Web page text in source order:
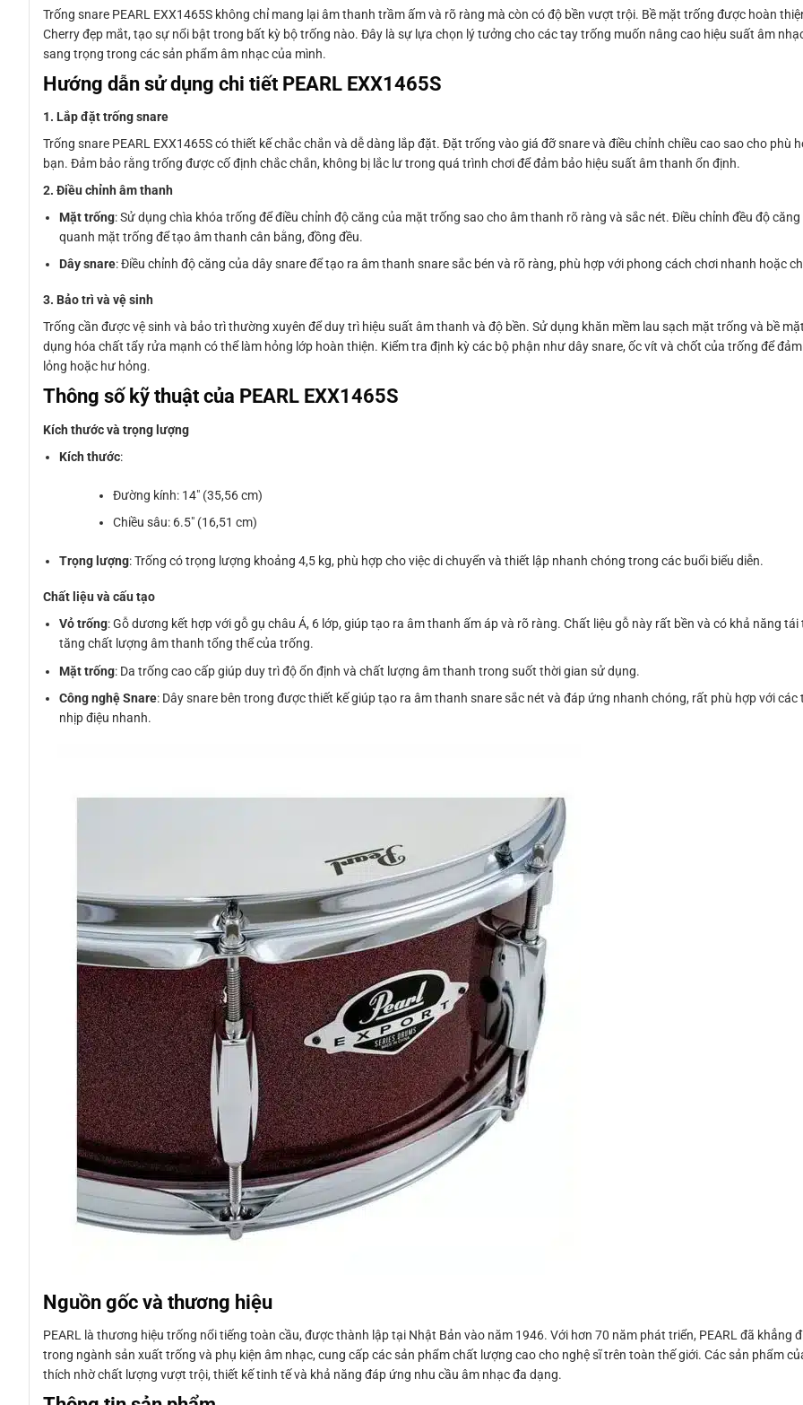
Trống snare PEARL EXX1465S không chỉ mang lại âm thanh trầm ấm và rõ ràng mà còn có độ bền vượt trội. Bề mặt trống được hoàn
Cherry đẹp mắt, tạo sự nổi bật trong bất kỳ bộ trống nào. Đây là sự lựa chọn lý tưởng cho các tay trống muốn nâng cao hiệu suất âm
sang trọng trong các sản phẩm âm nhạc của mình.
Hướng dẫn sử dụng chi tiết PEARL EXX1465S
1. Lắp đặt trống snare
Trống snare PEARL EXX1465S có thiết kế chắc chắn và dễ dàng lắp đặt. Đặt trống vào giá đỡ snare và điều chỉnh chiều cao sao cho phù
bạn. Đảm bảo rằng trống được cố định chắc chắn, không bị lắc lư trong quá trình chơi để đảm bảo hiệu suất âm thanh ổn định.
2. Điều chỉnh âm thanh
Mặt trống: Sử dụng chìa khóa trống để điều chỉnh độ căng của mặt trống sao cho âm thanh rõ ràng và sắc nét. Điều chỉnh đều độ
quanh mặt trống để tạo âm thanh cân bằng, đồng đều.
Dây snare: Điều chỉnh độ căng của dây snare để tạo ra âm thanh snare sắc bén và rõ ràng, phù hợp với phong cách chơi nhanh hoặc
3. Bảo trì và vệ sinh
Trống cần được vệ sinh và bảo trì thường xuyên để duy trì hiệu suất âm thanh và độ bền. Sử dụng khăn mềm lau sạch mặt trống và bề
dụng hóa chất tẩy rửa mạnh có thể làm hỏng lớp hoàn thiện. Kiểm tra định kỳ các bộ phận như dây snare, ốc vít và chốt của trống để
lỏng hoặc hư hỏng.
Thông số kỹ thuật của PEARL EXX1465S
Kích thước và trọng lượng
Kích thước:
Đường kính: 14″ (35,56 cm)
Chiều sâu: 6.5″ (16,51 cm)
Trọng lượng: Trống có trọng lượng khoảng 4,5 kg, phù hợp cho việc di chuyển và thiết lập nhanh chóng trong các buổi biểu diễn.
Chất liệu và cấu tạo
Vỏ trống: Gỗ dương kết hợp với gỗ gụ châu Á, 6 lớp, giúp tạo ra âm thanh ấm áp và rõ ràng. Chất liệu gỗ này rất bền và có khả năng
tăng chất lượng âm thanh tổng thể của trống.
Mặt trống: Da trống cao cấp giúp duy trì độ ổn định và chất lượng âm thanh trong suốt thời gian sử dụng.
Công nghệ Snare: Dây snare bên trong được thiết kế giúp tạo ra âm thanh snare sắc nét và đáp ứng nhanh chóng, rất phù hợp với các
nhịp điệu nhanh.
Nguồn gốc và thương hiệu
PEARL là thương hiệu trống nổi tiếng toàn cầu, được thành lập tại Nhật Bản vào năm 1946. Với hơn 70 năm phát triển, PEARL đã khẳng
trong ngành sản xuất trống và phụ kiện âm nhạc, cung cấp các sản phẩm chất lượng cao cho nghệ sĩ trên toàn thế giới. Các sản phẩm
thích nhờ chất lượng vượt trội, thiết kế tinh tế và khả năng đáp ứng nhu cầu âm nhạc đa dạng.